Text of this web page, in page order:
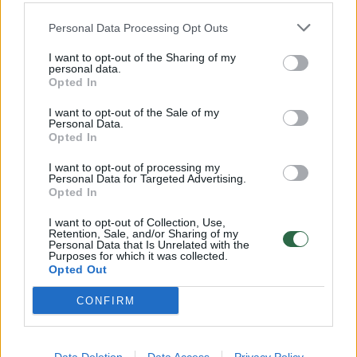
Personal Data Processing Opt Outs
I want to opt-out of the Sharing of my
personal data.
Opted In
I want to opt-out of the Sale of my
Personal Data.
Opted In
I want to opt-out of processing my
Personal Data for Targeted Advertising.
Opted In
I want to opt-out of Collection, Use,
Retention, Sale, and/or Sharing of my
Personal Data that Is Unrelated with the
Purposes for which it was collected.
Opted Out
CONFIRM
Žinios | Orai
V. Zalužno pasisakymą laiko bandymu įsitvirtinti
Laidos | Nauja diena
00:00:59
Nufilmavo, kaip patvino Vilniaus Vakarinis aplinkkelis:
vaizdas pribloškia
Žinios | Lietuvos diena